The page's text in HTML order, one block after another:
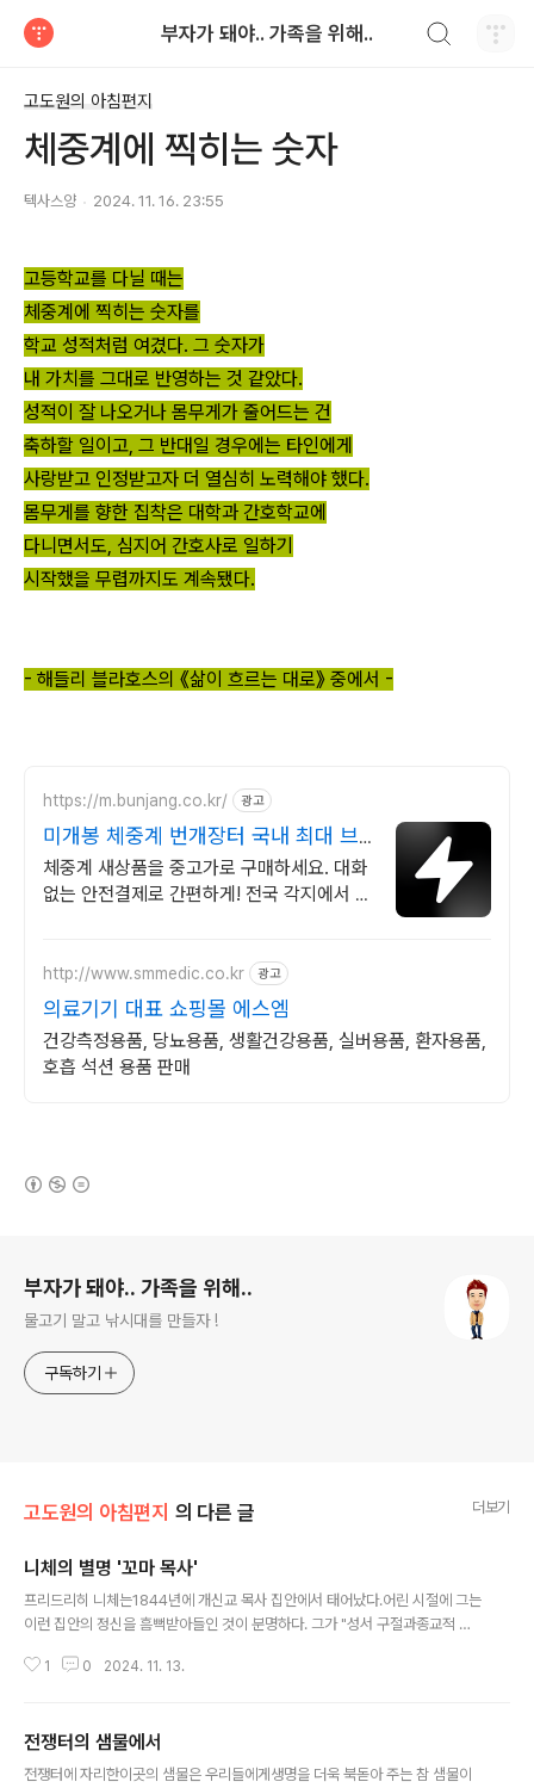
부자가 돼야.. 가족을 위해..
고도원의 아침편지
체중계에 찍히는 숫자
텍사스양 2024. 11. 16. 23:55
고등학교를 다닐 때는
체중계에 찍히는 숫자를
학교 성적처럼 여겼다. 그 숫자가
내 가치를 그대로 반영하는 것 같았다.
성적이 잘 나오거나 몸무게가 줄어드는 건
축하할 일이고, 그 반대일 경우에는 타인에게
사랑받고 인정받고자 더 열심히 노력해야 했다.
몸무게를 향한 집착은 대학과 간호학교에
다니면서도, 심지어 간호사로 일하기
시작했을 무렵까지도 계속됐다.
- 해들리 블라호스의 《삶이 흐르는 대로》 중에서 -
https://m.bunjang.co.kr/ 광고
미개봉 체중계 번개장터 국내 최대 브
랜드 중고거래
체중계 새상품을 중고가로 구매하세요. 대화
없는 안전결제로 간편하게! 전국 각지에서 올
http://www.smmedic.co.kr 광고
의료기기 대표 쇼핑몰 에스엠
건강측정용품, 당뇨용품, 생활건강용품, 실버용품, 환자용품,
호흡 석션 용품 판매
부자가 돼야.. 가족을 위해..
물고기 말고 낚시대를 만들자 !
구독하기
고도원의 아침편지 의 다른 글 더보기
니체의 별명 '꼬마 목사'
프리드리히 니체는1844년에 개신교 목사 집안에서 태어났다.어린 시절에 그는
이런 집안의 정신을 흠뻑받아들인 것이 분명하다. 그가 "성서 구절과종교적 노
는 보고도 있다. '꼬마 목사'가그의 별명이었다. 그러나 소년은다른 분야에서도
1 0 2024. 11. 13.
전쟁터의 샘물에서
전쟁터에 자리한이곳의 샘물은 우리들에게생명을 더욱 북돋아 주는 참 샘물이